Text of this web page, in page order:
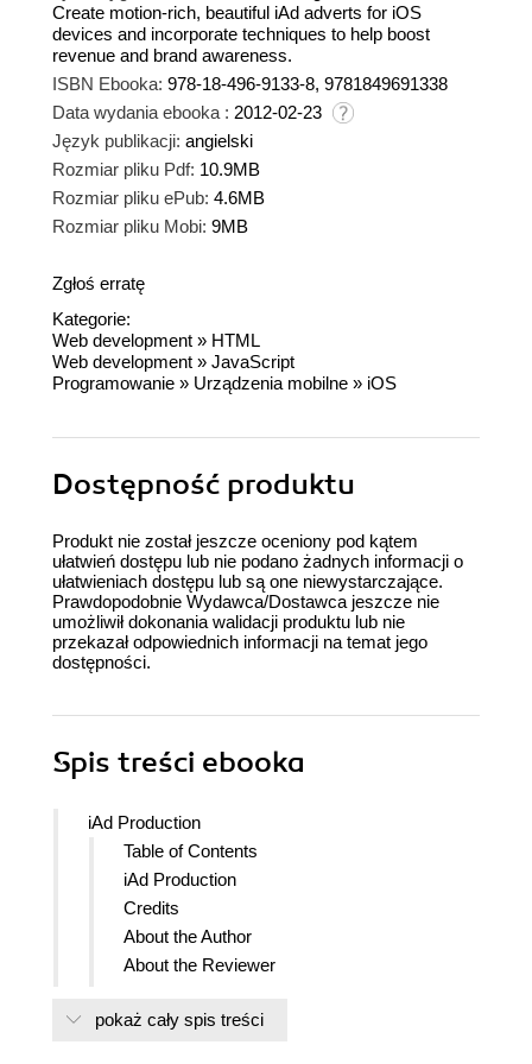
Create motion-rich, beautiful iAd adverts for iOS
devices and incorporate techniques to help boost
revenue and brand awareness.
ISBN Ebooka: 978-18-496-9133-8, 9781849691338
Data wydania ebooka : 2012-02-23
Język publikacji: angielski
Rozmiar pliku Pdf: 10.9MB
Rozmiar pliku ePub: 4.6MB
Rozmiar pliku Mobi: 9MB
Zgłoś erratę
Kategorie:
Web development » HTML
Web development » JavaScript
Programowanie » Urządzenia mobilne » iOS
Dostępność produktu
Produkt nie został jeszcze oceniony pod kątem
ułatwień dostępu lub nie podano żadnych informacji o
ułatwieniach dostępu lub są one niewystarczające.
Prawdopodobnie Wydawca/Dostawca jeszcze nie
umożliwił dokonania walidacji produktu lub nie
przekazał odpowiednich informacji na temat jego
dostępności.
Spis treści ebooka
iAd Production
Table of Contents
iAd Production
Credits
About the Author
About the Reviewer
Support files, eBooks, discount offers
pokaż cały spis treści